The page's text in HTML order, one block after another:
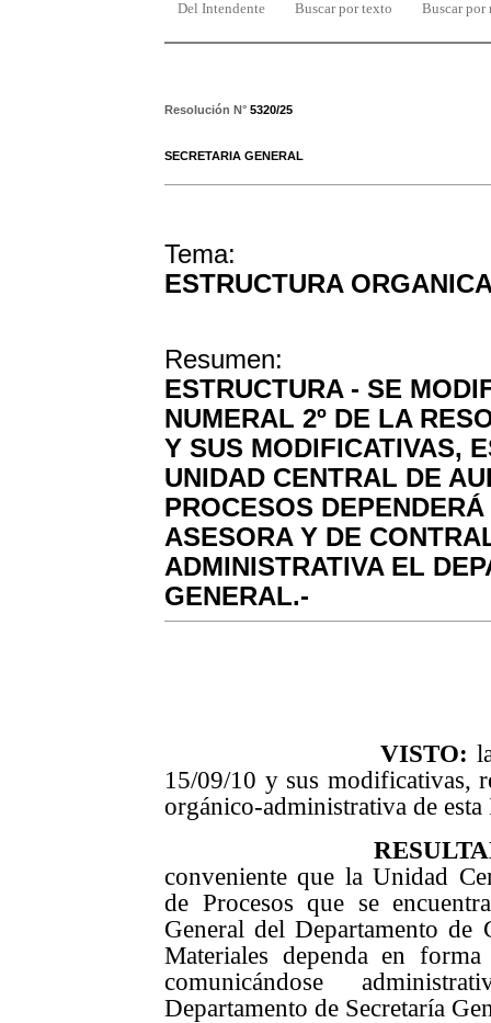
Del Intendente Buscar por texto Buscar por
Resolución N° 5320/25
SECRETARIA GENERAL
Tema:
ESTRUCTURA
Resumen:
ESTRUCTURA - SE
NUMERAL 2º DE LA
Y SUS MODIFICATIVAS,
UNIDAD CENTRAL DE
PROCESOS
ASESORA Y DE
ADMINISTRATIVA EL
GENERAL.-
VISTO:
15/09/10 y sus modificativas,
orgánico-administrativa de esta
conveniente que la Unidad
de Procesos que se
General del Departamento de
Materiales dependa en
comunicándose
Departamento de Secretaría